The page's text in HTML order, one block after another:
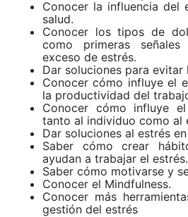
Conocer la influencia del
salud.
Conocer los tipos de
como primeras
exceso de estrés.
Dar soluciones para evitar
Conocer cómo influye el
la productividad del
Conocer cómo influye
tanto al individuo como al
Dar soluciones al estrés
Saber cómo crear
ayudan a trabajar el estrés.
Saber cómo motivarse y
Conocer el Mindfulness.
Conocer más
gestión del estrés